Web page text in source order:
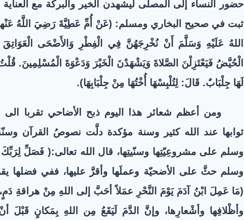
حضور النساء إلى المصلى ليشهدن الخير والبركة مع
ثبت في صحيح البخاري ومسلم: (عَنْ أُمِّ عَطِيَّةَ رَضِيَ اللَّهُ
اللهُ عَلَيْهِ وَسَلَّمَ أَنْ نُخْرِجَهُنَّ فِي الْفِطْرِ وَالأَضْحَى
الْحُيَّضُ فَيَعْتَزِلْنَ الصَّلاةَ وَيَشْهَدْنَ الْخَيْرَ وَدَعْوَةَ الْمُسْلِمِينَ.
لَهَا جِلْبَابٌ. قَالَ: لِتُلْبِسْهَا أُخْتُهَا مِنْ جِلْبَابِهَا).
ومن أعظم شعائر هذا اليوم ذبح الأضاحي تقربا
ثوابها عند الله كثير وسنة مؤكدة دلَّت نصوصُ القرآن
وسلم على مشروعِيّتِها وسنّيتِها، قال الله تعالى:( فَصَلِّ لِرَبِّكَ
وسلم حثَّ على الأضحيّة وعملَها وأقرَّ عليها، ففي فضلها
(مَا عَمِلَ ابْنُ آدَمَ يَوْمَ النَّحْرِ عمَلاً أحَبَّ إلى اللهِ مِنْ هراقةِ دَمٍ،
وأظْلافِها وأشْعارِها، وإنَّ الدَّمَ لَيَقَعُ مِن اللهِ بِمَكانٍ قَبْلَ